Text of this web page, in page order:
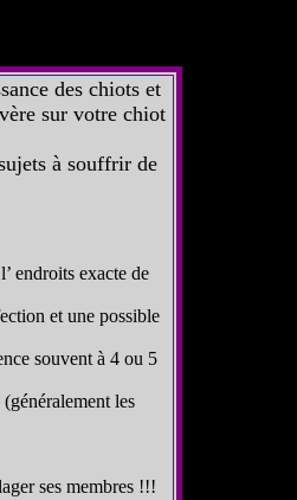
des chiots et
sur votre chiot
à souffrir de
endroits exacte de
et une possible
souvent à 4 ou 5
les
ses membres !!!